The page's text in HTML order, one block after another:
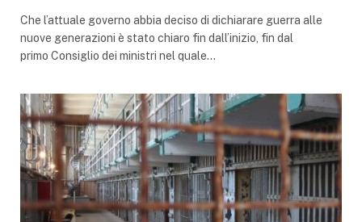
Che l’attuale governo abbia deciso di dichiarare guerra alle
nuove generazioni è stato chiaro fin dall’inizio, fin dal
primo Consiglio dei ministri nel quale…